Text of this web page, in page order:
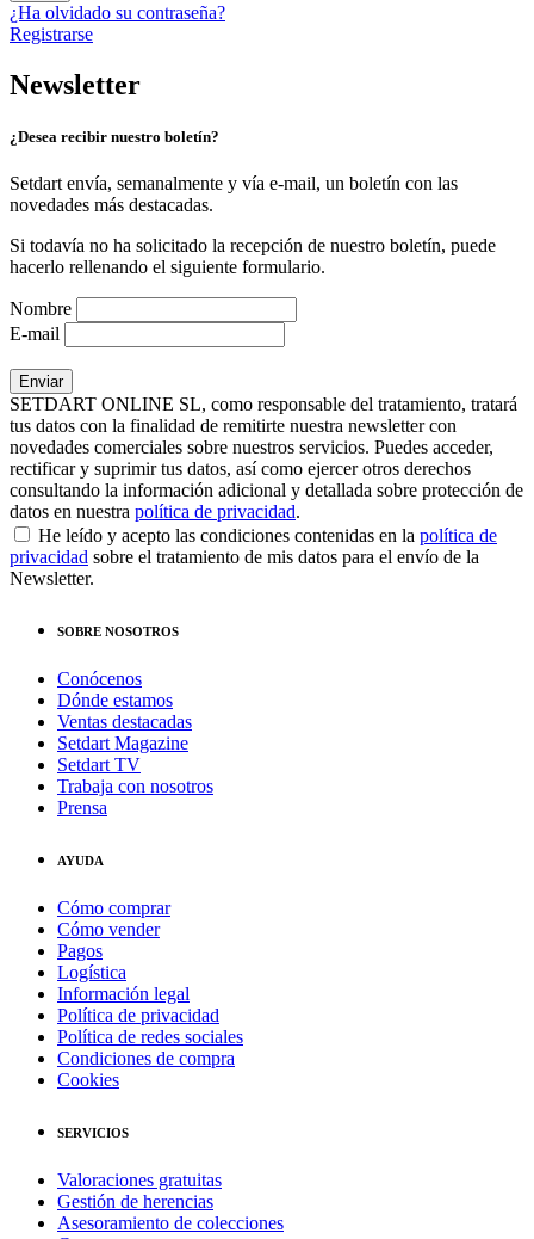
¿Ha olvidado su contraseña?
Registrarse
Newsletter
¿Desea recibir nuestro boletín?
Setdart envía, semanalmente y vía e-mail, un boletín con las
novedades más destacadas.
Si todavía no ha solicitado la recepción de nuestro boletín, puede
hacerlo rellenando el siguiente formulario.
Nombre
E-mail
SETDART ONLINE SL, como responsable del tratamiento, tratará
tus datos con la finalidad de remitirte nuestra newsletter con
novedades comerciales sobre nuestros servicios. Puedes acceder,
rectificar y suprimir tus datos, así como ejercer otros derechos
consultando la información adicional y detallada sobre protección de
datos en nuestra política de privacidad.
He leído y acepto las condiciones contenidas en la política de
privacidad sobre el tratamiento de mis datos para el envío de la
Newsletter.
SOBRE NOSOTROS
Conócenos
Dónde estamos
Ventas destacadas
Setdart Magazine
Setdart TV
Trabaja con nosotros
Prensa
AYUDA
Cómo comprar
Cómo vender
Pagos
Logística
Información legal
Política de privacidad
Política de redes sociales
Condiciones de compra
Cookies
SERVICIOS
Valoraciones gratuitas
Gestión de herencias
Asesoramiento de colecciones